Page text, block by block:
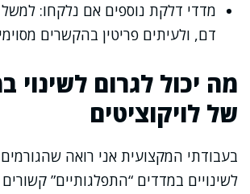
דם, ולעיתים פריטין בהקשרים
מה יכול לגרום לשינוי
של לויקוציטים
בעבודתי המקצועית אני רואה
לשינויים במדדים “התפלגותיים”